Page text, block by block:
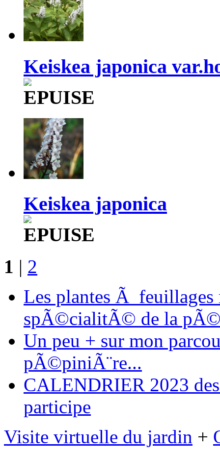
Keiskea japonica
Keiskea japonica
1 | 2
Les plantes Ã feuillages
spÃ©cialitÃ© de la
Un peu + sur mon
pÃ©piniÃ¨re...
CALENDRIER 2023
participe
Visite virtuelle du jardin +